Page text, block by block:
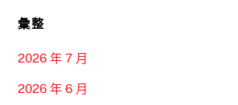
彙整
2026 年 7 月
2026 年 6 月